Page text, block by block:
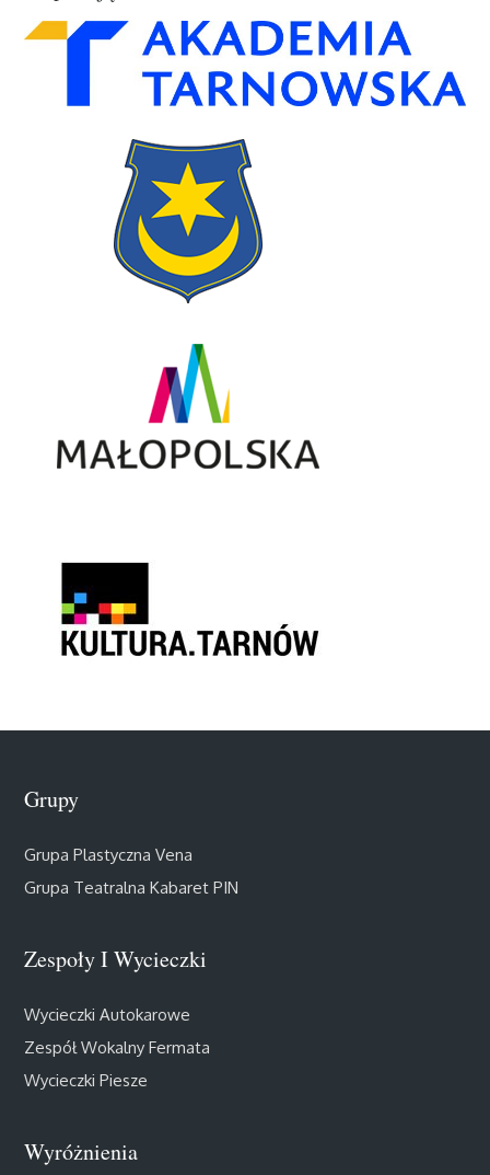
Grupy
Grupa Plastyczna Vena
Grupa Teatralna Kabaret PIN
Zespoły I Wycieczki
Wycieczki Autokarowe
Zespół Wokalny Fermata
Wycieczki Piesze
Wyróżnienia